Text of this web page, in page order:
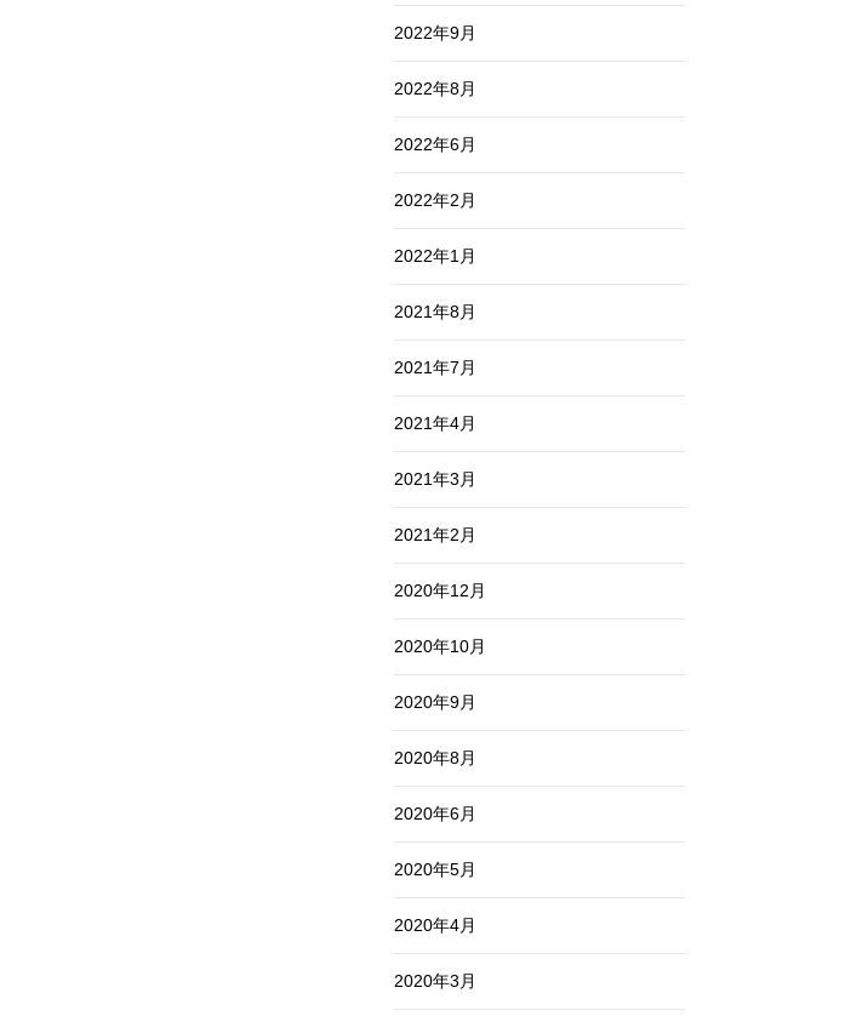
2022年9月
2022年8月
2022年6月
2022年2月
2022年1月
2021年8月
2021年7月
2021年4月
2021年3月
2021年2月
2020年12月
2020年10月
2020年9月
2020年8月
2020年6月
2020年5月
2020年4月
2020年3月